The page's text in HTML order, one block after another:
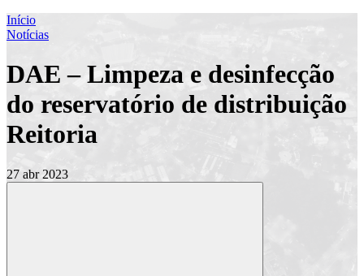
Início
Notícias
DAE – Limpeza e desinfecção
do reservatório de distribuição
Reitoria
27 abr 2023